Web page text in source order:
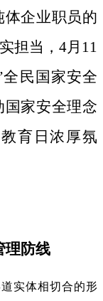
企业职员的
担当，4月11
全民国家安全
家安全理念
育日浓厚氛
理防线
实体相切合的形